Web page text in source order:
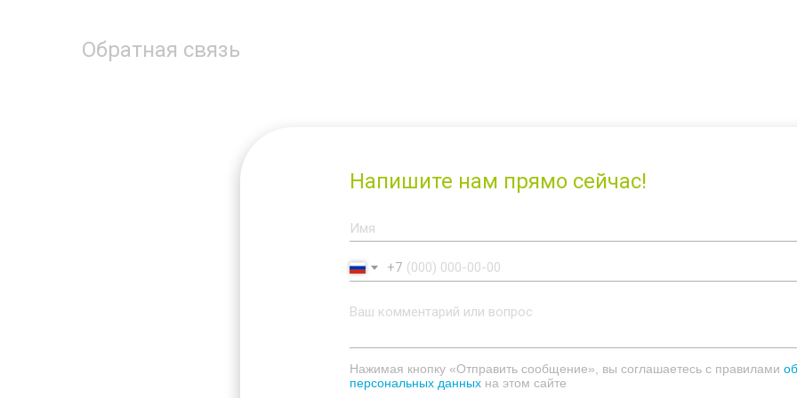
Обратная связь
Напишите нам прямо сейчас!
+7
Нажимая кнопку «Отправить сообщение», вы соглашаетесь с правилами
персональных данных на этом сайте